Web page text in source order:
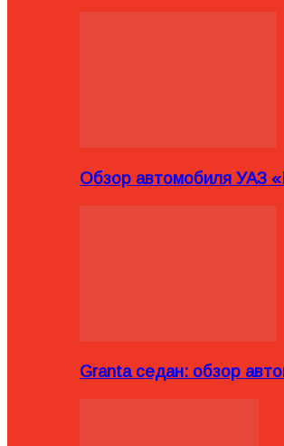
Обзор автомобиля УАЗ
Granta седан: обзор